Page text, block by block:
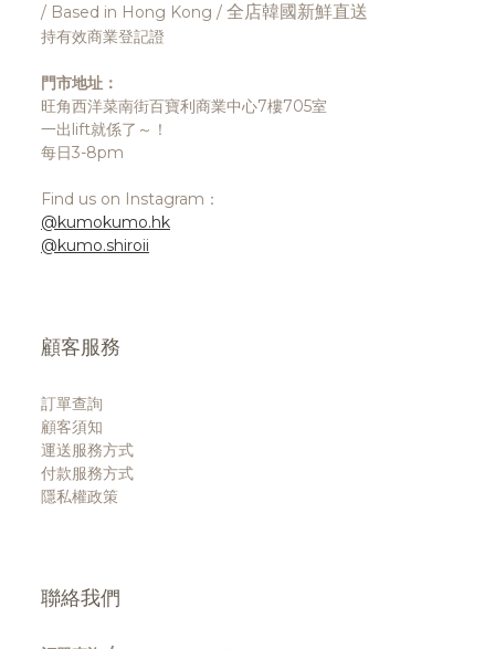
/ Based in Hong Kong / 全店韓國新鮮直送
持有效商業登記證
門市地址：
旺角西洋菜南街百寶利商業中心7樓705室
一出lift就係了～！
每日3-8pm
Find us on Instagram：
@kumokumo.hk
@kumo.shiroii
顧客服務
訂單查詢
顧客須知
運送服務方式
付款服務方式
隱私權政策
聯絡我們